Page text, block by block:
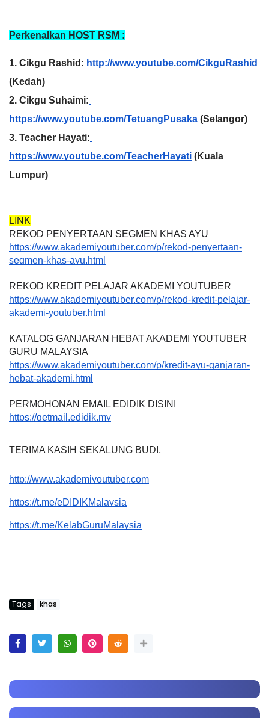
Perkenalkan HOST RSM :
1. Cikgu Rashid: http://www.youtube.com/CikguRashid
(Kedah)
2. Cikgu Suhaimi:
https://www.youtube.com/TetuangPusaka (Selangor)
3. Teacher Hayati:
https://www.youtube.com/TeacherHayati (Kuala
Lumpur)
LINK
REKOD PENYERTAAN SEGMEN KHAS AYU
https://www.akademiyoutuber.com/p/rekod-penyertaan-
segmen-khas-ayu.html
REKOD KREDIT PELAJAR AKADEMI YOUTUBER
https://www.akademiyoutuber.com/p/rekod-kredit-pelajar-
akademi-youtuber.html
KATALOG GANJARAN HEBAT AKADEMI YOUTUBER
GURU MALAYSIA
https://www.akademiyoutuber.com/p/kredit-ayu-ganjaran-
hebat-akademi.html
PERMOHONAN EMAIL EDIDIK DISINI
https://getmail.edidik.my
TERIMA KASIH SEKALUNG BUDI,
http://www.akademiyoutuber.com
https://t.me/eDIDIKMalaysia
https://t.me/KelabGuruMalaysia
Tags khas